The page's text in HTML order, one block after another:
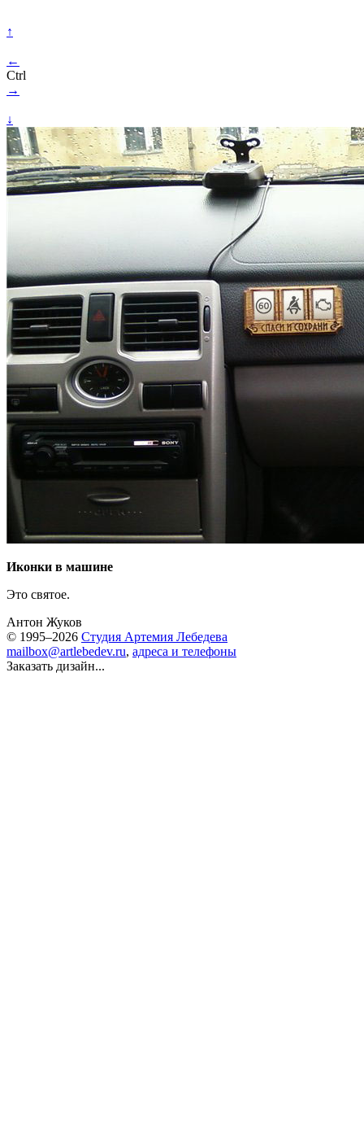
↑
←
Ctrl
→
↓
Иконки в машине
Это святое.
Антон Жуков
© 1995–2026 Студия Артемия Лебедева
mailbox@artlebedev.ru, адреса и телефоны
Заказать дизайн...